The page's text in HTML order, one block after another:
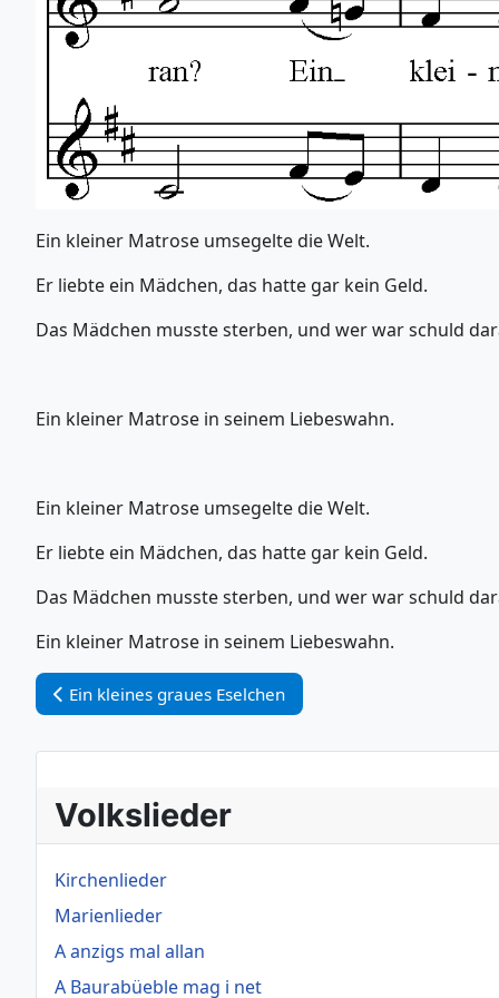
Ein kleiner Matrose umsegelte die Welt.
Er liebte ein Mädchen, das hatte gar kein Geld.
Das Mädchen musste sterben, und wer war schuld
Ein kleiner Matrose in seinem Liebeswahn.
Ein kleiner Matrose umsegelte die Welt.
Er liebte ein Mädchen, das hatte gar kein Geld.
Das Mädchen musste sterben, und wer war schuld
Ein kleiner Matrose in seinem Liebeswahn.
Vorheriger Beitrag: Ein kleines graues Eselchen
Ein kleines graues Eselchen
Volkslieder
Kirchenlieder
Marienlieder
A anzigs mal allan
A Baurabüeble mag i net